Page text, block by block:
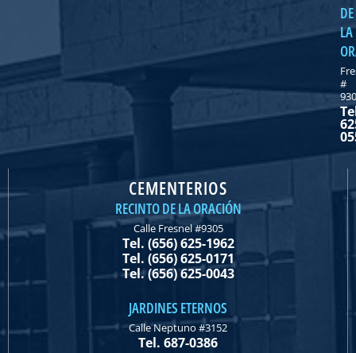
DE
LA
#
CEMENTERIOS
RECINTO DE LA ORACIÓN
Calle Fresnel #9305
Tel. (656) 625-1962
Tel. (656) 625-0171
Tel. (656) 625-0043
JARDINES ETERNOS
Calle Neptuno #3152
Tel. 687-0386